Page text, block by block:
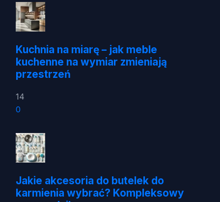
Kuchnia na miarę – jak meble
kuchenne na wymiar zmieniają
przestrzeń
14
0
Jakie akcesoria do butelek do
karmienia wybrać? Kompleksowy